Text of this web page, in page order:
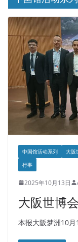
中国馆活动系列 大阪
行事
2025年10月13日
大阪世博
本报大阪梦洲10